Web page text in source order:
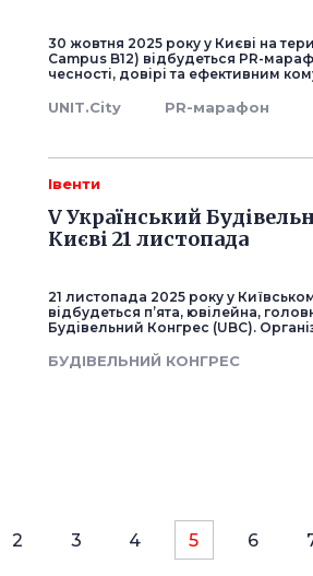
30 жовтня 2025 року у Києві на
Campus B12) відбудеться PR-
чесності, довірі та ефективним
UNIT.City PR-марафон
Івенти
V Український
Києві 21 листопада
21 листопада 2025 року у
відбудеться п’ята, ювілейна,
Будівельний Конгрес (UBC).
БУДІВЕЛЬНИЙ КОНГРЕС
2 3 4 5 6